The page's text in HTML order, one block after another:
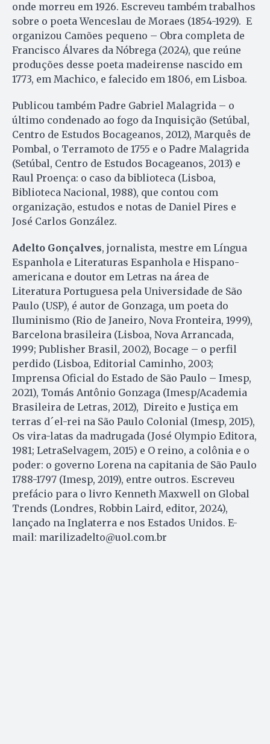
onde morreu em 1926. Escreveu também trabalhos
sobre o poeta Wenceslau de Moraes (1854-1929). E
organizou Camões pequeno – Obra completa de
Francisco Álvares da Nóbrega (2024), que reúne
produções desse poeta madeirense nascido em
1773, em Machico, e falecido em 1806, em Lisboa.
Publicou também Padre Gabriel Malagrida – o
último condenado ao fogo da Inquisição (Setúbal,
Centro de Estudos Bocageanos, 2012), Marquês de
Pombal, o Terramoto de 1755 e o Padre Malagrida
(Setúbal, Centro de Estudos Bocageanos, 2013) e
Raul Proença: o caso da biblioteca (Lisboa,
Biblioteca Nacional, 1988), que contou com
organização, estudos e notas de Daniel Pires e
José Carlos González.
Adelto Gonçalves, jornalista, mestre em Língua
Espanhola e Literaturas Espanhola e Hispano-
americana e doutor em Letras na área de
Literatura Portuguesa pela Universidade de São
Paulo (USP), é autor de Gonzaga, um poeta do
Iluminismo (Rio de Janeiro, Nova Fronteira, 1999),
Barcelona brasileira (Lisboa, Nova Arrancada,
1999; Publisher Brasil, 2002), Bocage – o perfil
perdido (Lisboa, Editorial Caminho, 2003;
Imprensa Oficial do Estado de São Paulo – Imesp,
2021), Tomás Antônio Gonzaga (Imesp/Academia
Brasileira de Letras, 2012), Direito e Justiça em
terras d´el-rei na São Paulo Colonial (Imesp, 2015),
Os vira-latas da madrugada (José Olympio Editora,
1981; LetraSelvagem, 2015) e O reino, a colônia e o
poder: o governo Lorena na capitania de São Paulo
1788-1797 (Imesp, 2019), entre outros. Escreveu
prefácio para o livro Kenneth Maxwell on Global
Trends (Londres, Robbin Laird, editor, 2024),
lançado na Inglaterra e nos Estados Unidos. E-
mail: marilizadelto@uol.com.br